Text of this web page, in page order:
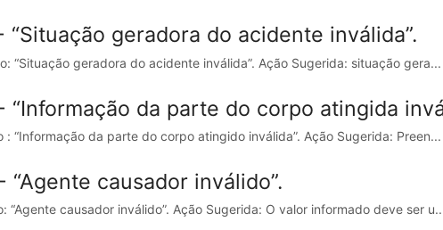
geradora do acidente inválida”.
“Situação geradora do acidente inválida”. Ação Sugerida: situação gera...
da parte do corpo atingida
“Informação da parte do corpo atingido inválida”. Ação Sugerida: Preen...
causador inválido”.
“Agente causador inválido”. Ação Sugerida: O valor informado deve ser